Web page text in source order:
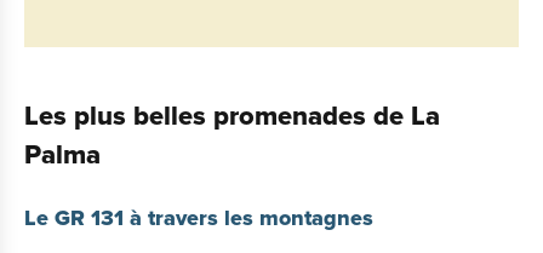
Les plus belles promenades de La
Palma
Le GR 131 à travers les montagnes